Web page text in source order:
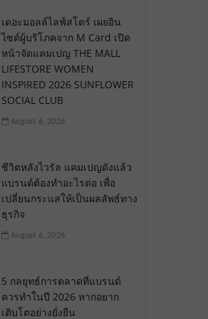
เดอะมอลล์ไลฟ์สโตร์ เผยอิน
ไซต์ผู้บริโภคจาก M Card เปิด
หน้าจัดแคมเปญ THE MALL
LIFESTORE WOMEN
INSPIRED 2026 SUNFLOWER
SOCIAL CLUB
August 6, 2026
ชีวิตหลังไวรัล แคมเปญดังแล้ว
แบรนด์ต้องทำอะไรต่อ เพื่อ
เปลี่ยนกระแสให้เป็นผลลัพธ์ทาง
ธุรกิจ
August 6, 2026
5 กลยุทธ์การตลาดที่แบรนด์
ควรทำในปี 2026 หากอยาก
เติบโตอย่างยั่งยืน